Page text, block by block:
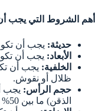
أهم الشروط التي يجب
حديثة: يجب أن تكون
الأبعاد: يجب أن تكون
الخلفية:
ظلال أو نقوش.
حجم الرأس: يجب
الذقن) ما بين 50% إلى 69% من إجمالي ارتفاع الصورة.